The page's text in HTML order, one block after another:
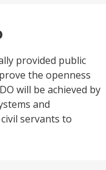
provided public
the openness
will be achieved by
and
servants to